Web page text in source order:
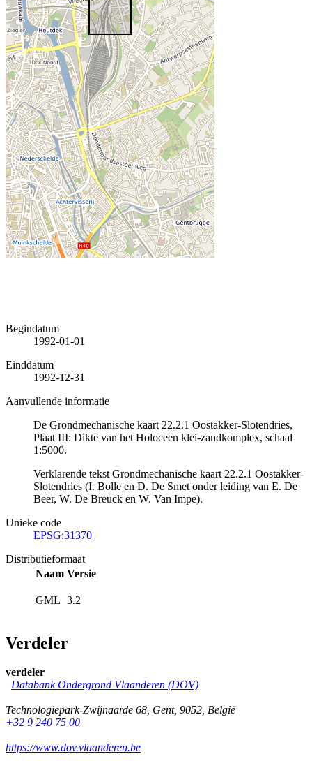
Begindatum
1992-01-01
Einddatum
1992-12-31
Aanvullende informatie
De Grondmechanische kaart 22.2.1 Oostakker-Slotendries,
Plaat III: Dikte van het Holoceen klei-zandkomplex, schaal
1:5000.
Verklarende tekst Grondmechanische kaart 22.2.1 Oostakker-
Slotendries (I. Bolle en D. De Smet onder leiding van E. De
Beer, W. De Breuck en W. Van Impe).
Unieke code
EPSG:31370
Distributieformaat
Naam Versie
GML 3.2
Verdeler
verdeler
Databank Ondergrond Vlaanderen (DOV)
Technologiepark-Zwijnaarde 68, Gent, 9052, België
+32 9 240 75 00
https://www.dov.vlaanderen.be